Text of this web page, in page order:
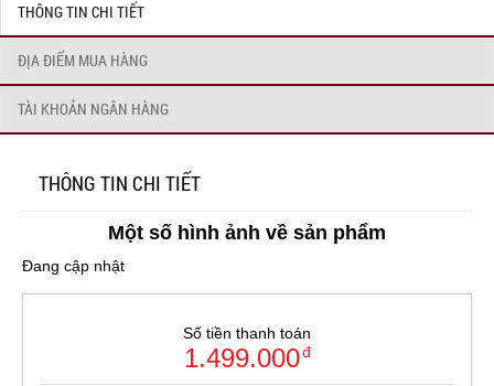
THÔNG TIN CHI TIẾT
ĐỊA ĐIỂM MUA HÀNG
TÀI KHOẢN NGÂN HÀNG
THÔNG TIN CHI TIẾT
Một số hình ảnh về sản phẩm
Đang cập nhật
Số tiền thanh toán
1.499.000đ